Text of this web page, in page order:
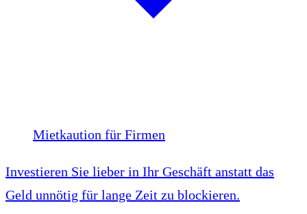
Mietkaution für Firmen
Investieren Sie lieber in Ihr Geschäft anstatt das
Geld unnötig für lange Zeit zu blockieren.